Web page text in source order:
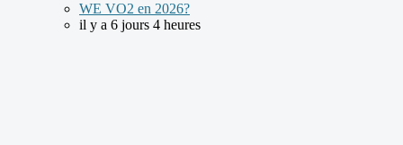
WE VO2 en 2026?
il y a 6 jours 4 heures